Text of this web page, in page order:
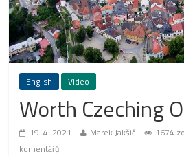
English Video
Worth Czeching
19. 4. 2021 Marek Jakšič 1674
komentářů